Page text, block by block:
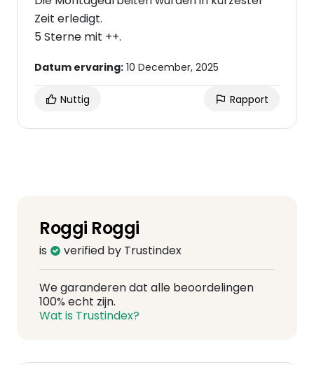
Zeit erledigt.
5 Sterne mit ++.
Datum ervaring: 10 December, 2025
Nuttig Rapport
Roggi Roggi
is verified by Trustindex
We garanderen dat alle beoordelingen
100% echt zijn.
Wat is Trustindex?